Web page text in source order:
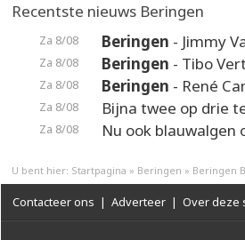
Recentste nieuws Beringen
Za 8/08 Beringen - Jimmy
Za 8/08 Beringen - Tibo
Za 8/08 Beringen - René
Za 8/08 Bijna twee op drie
Za 8/08 Nu ook blauwalgen
U bent hier: Startpagina » Beringen » Beringen
Contacteer ons | Adverteer | Over deze